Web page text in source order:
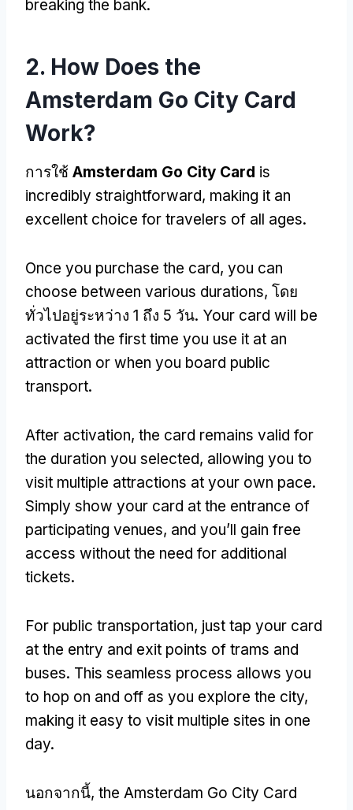
breaking the bank.
2. How Does the
Amsterdam Go City Card
Work?
การใช้ Amsterdam Go City Card is
incredibly straightforward, making it an
excellent choice for travelers of all ages.
Once you purchase the card, you can
choose between various durations, โดย
ทั่วไปอยู่ระหว่าง 1 ถึง 5 วัน. Your card will be
activated the first time you use it at an
attraction or when you board public
transport.
After activation, the card remains valid for
the duration you selected, allowing you to
visit multiple attractions at your own pace.
Simply show your card at the entrance of
participating venues, and you’ll gain free
access without the need for additional
tickets.
For public transportation, just tap your card
at the entry and exit points of trams and
buses. This seamless process allows you
to hop on and off as you explore the city,
making it easy to visit multiple sites in one
day.
นอกจากนี้, the Amsterdam Go City Card